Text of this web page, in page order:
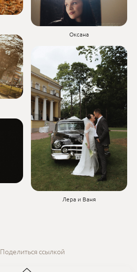
Оксана
Лера и Ваня
Поделиться ссылкой